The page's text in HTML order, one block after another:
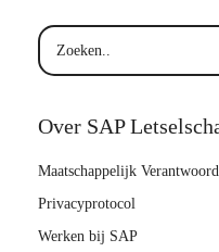
Over SAP
Maatschappelijk
Privacyprotocol
Werken bij SAP